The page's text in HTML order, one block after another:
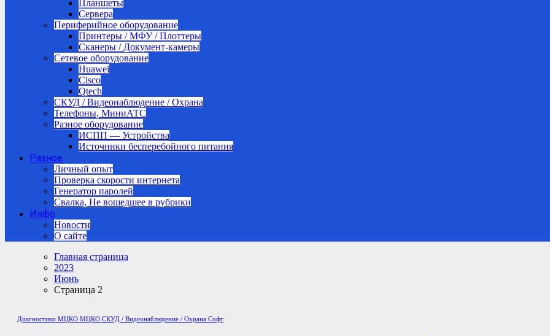
Планшеты
Сервера
Периферийное оборудование
Принтеры / МФУ / Плоттеры
Сканеры / Документ-камеры
Сетевое оборудование
Huawei
Cisco
Qtech
СКУД / Видеонаблюдение / Охрана
Телефоны, МиниАТС
Разное оборудование
ИСПП — Устройства
Источники бесперебойного питания
Разное
Личный опыт
Проверка скорости интернета
Генератор паролей
Свалка, Не вошедшее в рубрики
Инфо
Новости
О сайте
Главная страница
2023
Июнь
Страница 2
Диагностики МЦКО МЦКО СКУД / Видеонаблюдение / Охрана Софт